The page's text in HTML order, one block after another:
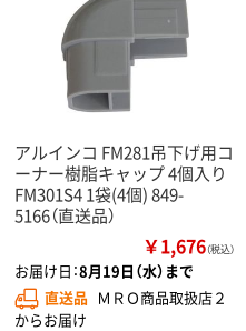
アルインコ FM281吊下げ用コ
ーナー樹脂キャップ 4個入り
FM301S4 1袋(4個) 849-
5166（直送品）
￥1,676（税込）
お届け日：8月19日（水）まで
直送品 ＭＲＯ商品取扱店２
からお届け